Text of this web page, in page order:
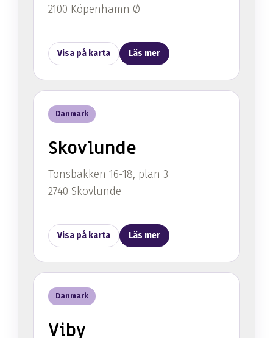
2100 Köpenhamn Ø
Visa på karta Läs mer
Danmark
Skovlunde
Tonsbakken 16-18, plan 3
2740 Skovlunde
Visa på karta Läs mer
Danmark
Viby